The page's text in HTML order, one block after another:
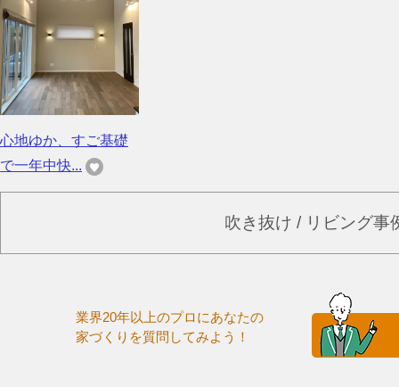
心地ゆか、すご基礎
で一年中快...
吹き抜け / リビング事
業界20年以上のプロにあなたの
家づくりを質問してみよう！